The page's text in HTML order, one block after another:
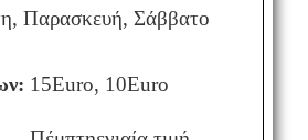
Παρασκευή, Σάββατο
15Euro, 10Euro